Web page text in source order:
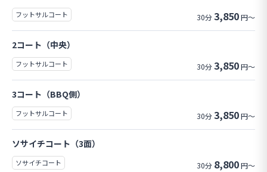
フットサルコート 30分3,850円～
2コート（中央）
フットサルコート 30分3,850円～
3コート（BBQ側）
フットサルコート 30分3,850円～
ソサイチコート（3面）
ソサイチコート 30分 8,800円～